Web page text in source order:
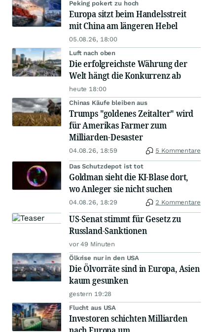
Peking pokert zu hoch
Europa sitzt beim Handelsstreit
mit China am längeren Hebel
05.08.26, 18:00
Luft nach oben
Die erfolgreichste Währung der
Welt hängt die Konkurrenz ab
heute 18:00
Chinas Käufe bleiben aus
Trumps "goldenes Zeitalter" wird
für Amerikas Farmer zum
Milliarden-Desaster
04.08.26, 18:59 5 Kommentare
Das Schutzdepot ist tot
Goldman sieht die KI-Blase dort,
wo Anleger sie nicht suchen
04.08.26, 18:29 2 Kommentare
US-Senat stimmt für Gesetz zu
Russland-Sanktionen
vor 49 Minuten
Ölkrise nur in den USA
Die Ölvorräte sind in Europa, Asien
kaum gesunken
gestern 19:28
Flucht aus USA
Investoren schichten Milliarden